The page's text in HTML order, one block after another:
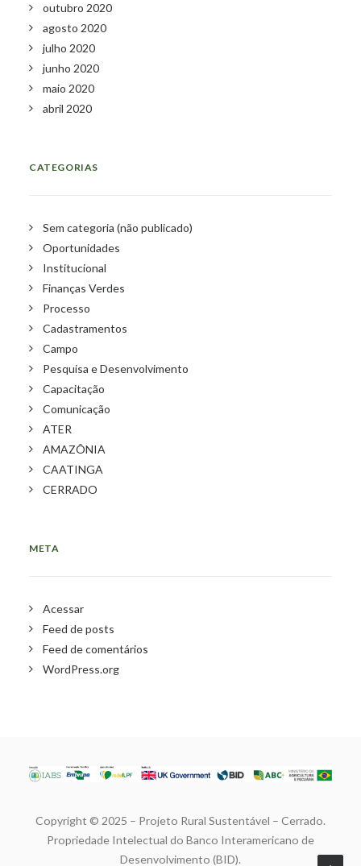
outubro 2020
agosto 2020
julho 2020
junho 2020
maio 2020
abril 2020
CATEGORIAS
Sem categoria (não publicado)
Oportunidades
Institucional
Finanças Verdes
Processo
Cadastramentos
Campo
Pesquisa e Desenvolvimento
Capacitação
Comunicação
ATER
AMAZÔNIA
CAATINGA
CERRADO
META
Acessar
Feed de posts
Feed de comentários
WordPress.org
Copyright © 2025 – Projeto Rural Sustentável – Cerrado.
Propriedade Intelectual do Banco Interamericano de
Desenvolvimento (BID).